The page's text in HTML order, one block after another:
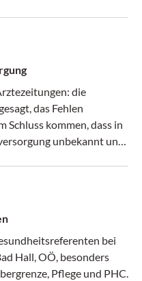
die
das Fehlen
Schluss kommen, dass in
unbekannt und
bei
Hall, OÖ, besonders
Pflege und PHC.